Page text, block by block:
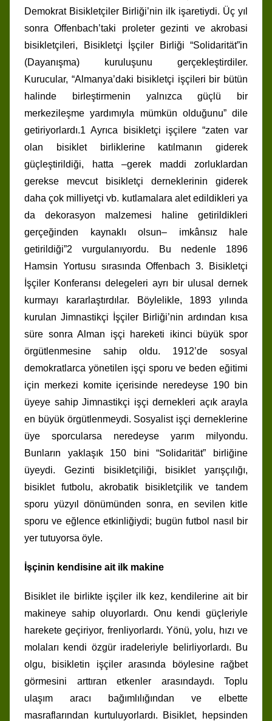
Demokrat Bisikletçiler Birliği’nin ilk işaretiydi. Üç yıl
sonra Offenbach’taki proleter gezinti ve akrobasi
bisikletçileri, Bisikletçi İşçiler Birliği “Solidarität”in
(Dayanışma) kuruluşunu gerçekleştirdiler.
Kurucular, “Almanya’daki bisikletçi işçileri bir bütün
halinde birleştirmenin yalnızca güçlü bir
merkezileşme yardımıyla mümkün olduğunu” dile
getiriyorlardı.1 Ayrıca bisikletçi işçilere “zaten var
olan bisiklet birliklerine katılmanın giderek
güçleştirildiği, hatta –gerek maddi zorluklardan
gerekse mevcut bisikletçi derneklerinin giderek
daha çok milliyetçi vb. kutlamalara alet edildikleri ya
da dekorasyon malzemesi haline getirildikleri
gerçeğinden kaynaklı olsun– imkânsız hale
getirildiği”2 vurgulanıyordu. Bu nedenle 1896
Hamsin Yortusu sırasında Offenbach 3. Bisikletçi
İşçiler Konferansı delegeleri ayrı bir ulusal dernek
kurmayı kararlaştırdılar. Böylelikle, 1893 yılında
kurulan Jimnastikçi İşçiler Birliği’nin ardından kısa
süre sonra Alman işçi hareketi ikinci büyük spor
örgütlenmesine sahip oldu. 1912’de sosyal
demokratlarca yönetilen işçi sporu ve beden eğitimi
için merkezi komite içerisinde neredeyse 190 bin
üyeye sahip Jimnastikçi işçi dernekleri açık arayla
en büyük örgütlenmeydi. Sosyalist işçi derneklerine
üye sporcularsa neredeyse yarım milyondu.
Bunların yaklaşık 150 bini “Solidarität” birliğine
üyeydi. Gezinti bisikletçiliği, bisiklet yarışçılığı,
bisiklet futbolu, akrobatik bisikletçilik ve tandem
sporu yüzyıl dönümünden sonra, en sevilen kitle
sporu ve eğlence etkinliğiydi; bugün futbol nasıl bir
yer tutuyorsa öyle.
İşçinin kendisine ait ilk makine
Bisiklet ile birlikte işçiler ilk kez, kendilerine ait bir
makineye sahip oluyorlardı. Onu kendi güçleriyle
harekete geçiriyor, frenliyorlardı. Yönü, yolu, hızı ve
molaları kendi özgür iradeleriyle belirliyorlardı. Bu
olgu, bisikletin işçiler arasında böylesine rağbet
görmesini arttıran etkenler arasındaydı. Toplu
ulaşım aracı bağımlılığından ve elbette
masraflarından kurtuluyorlardı. Bisiklet, hepsinden